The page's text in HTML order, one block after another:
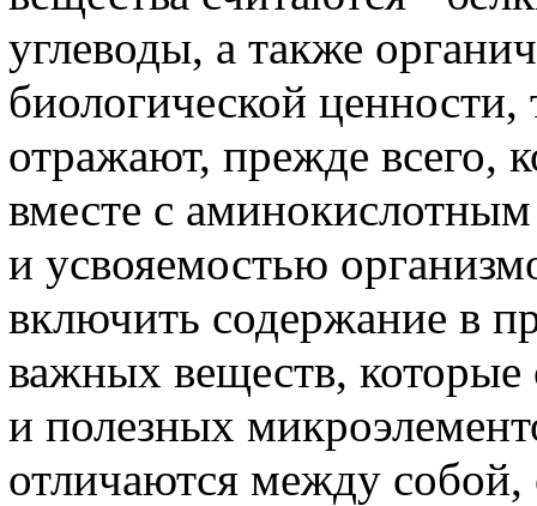
углеводы, а также
биологической
отражают, прежде всего,
вместе с
и усвояемостью
включить содержание в
важных веществ, которые
и полезных
отличаются между